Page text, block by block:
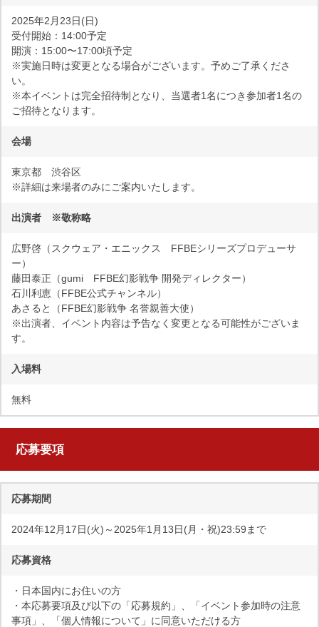
2025年2月23日(日)
受付開始：14:00予定
開演：15:00〜17:00頃予定
※実施日時は変更となる場合がございます。予めご了承くださ
い。
※本イベントは完全招待制となり、当選者1名につき参加者1名の
ご招待となります。
会場
東京都 渋谷区
※詳細は来場者のみにご案内いたします。
出演者 ※敬称略
広野啓（スクウェア・エニックス FFBEシリーズプロデューサ
ー）
藤田泰正（gumi FFBE幻影戦争 開発ディレクター）
石川利恵（FFBE公式チャンネル）
あさると（FFBE幻影戦争 名誉親善大使）
※出演者、イベント内容は予告なく変更となる可能性がございま
す。
入場料
無料
応募要項
応募期間
2024年12月17日(火)～2025年1月13日(月・祝)23:59まで
応募資格
・日本国内にお住いの方
・本応募要項及び以下の「応募規約」、「イベント参加時の注意
事項」、「個人情報について」に同意いただける方